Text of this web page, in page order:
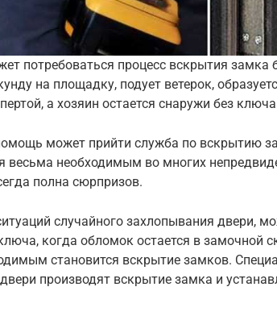
потребоваться процесс вскрытия замка
на площадку, подует ветерок,
а хозяин остается снаружи без
может прийти служба по вскрытию
весьма необходимым во многих
полна сюрпризов.
случайного захлопывания двери,
когда обломок остается в замочной
становится вскрытие замков.
производят вскрытие замка и